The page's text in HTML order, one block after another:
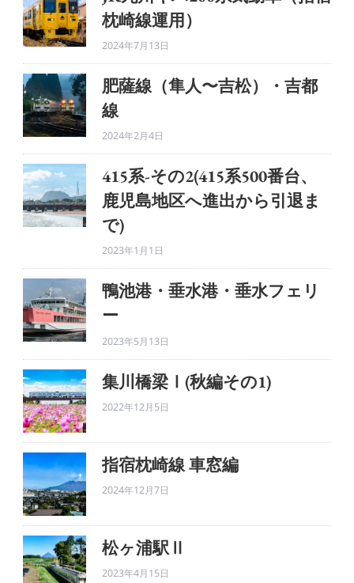
枕崎線運用）
2024年7月13日
肥薩線（隼人〜吉松）・吉都
線
2024年2月4日
415系-その2(415系500番台、
鹿児島地区へ進出から引退ま
で)
2023年1月1日
鴨池港・垂水港・垂水フェリ
ー
2023年5月13日
集川橋梁Ⅰ(秋編その1)
2022年12月5日
指宿枕崎線 車窓編
2024年12月7日
松ヶ浦駅Ⅱ
2023年4月15日